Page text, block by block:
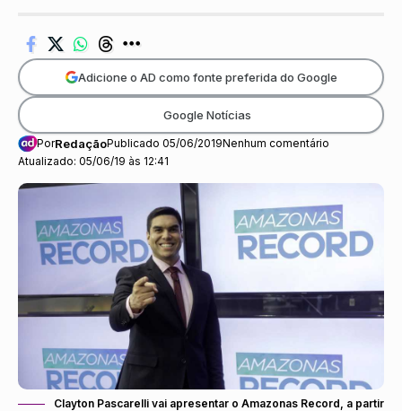
Atualizado: 05/06/19 às 12:41
PorRedaçãoPublicado 05/06/2019Nenhum comentário
Adicione o AD como fonte preferida do Google
Google Notícias
Clayton Pascarelli vai apresentar o Amazonas Record, a partir